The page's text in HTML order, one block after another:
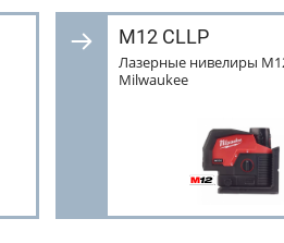
M12 CLLP
Лазерные нивелиры
Milwaukee